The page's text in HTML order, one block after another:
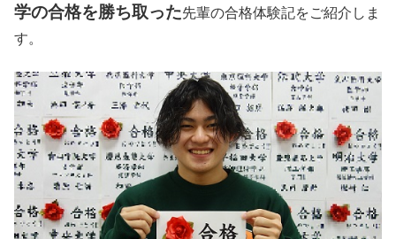
学の合格を勝ち取った先輩の合格体験記をご紹介しま
す。